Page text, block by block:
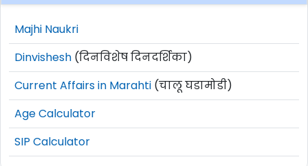
Majhi Naukri
Dinvishesh (दिनविशेष दिनदर्शिका)
Current Affairs in Marahti (चालू घडामोडी)
Age Calculator
SIP Calculator